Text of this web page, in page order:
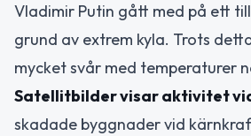
Vladimir Putin gått med på ett
grund av extrem kyla. Trots
mycket svår med temperaturer
Satellitbilder visar aktivitet
skadade byggnader vid